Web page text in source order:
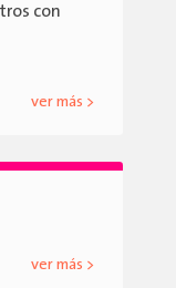
con
ver más >
ver más >